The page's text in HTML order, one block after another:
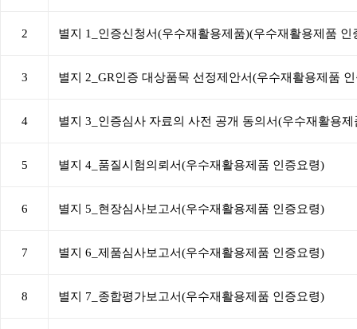
2 별지 1_인증신청서(우수재활용제품)(우수재활용제품 인
3 별지 2_GR인증 대상품목 선정제안서(우수재활용제품
4 별지 3_인증심사 자료의 사전 공개 동의서(우수재활용
5 별지 4_품질시험의뢰서(우수재활용제품 인증요령)
6 별지 5_현장심사보고서(우수재활용제품 인증요령)
7 별지 6_제품심사보고서(우수재활용제품 인증요령)
8 별지 7_종합평가보고서(우수재활용제품 인증요령)